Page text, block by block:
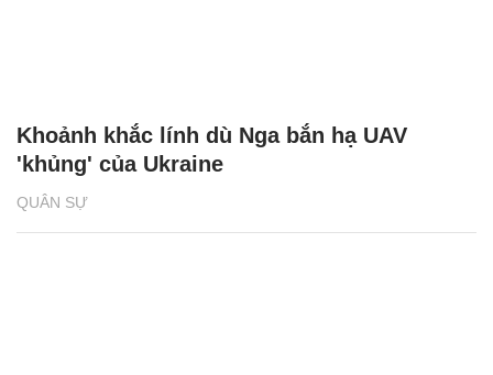
QUÂN SỰ
Khoảnh khắc lính dù Nga bắn hạ UAV
'khủng' của Ukraine